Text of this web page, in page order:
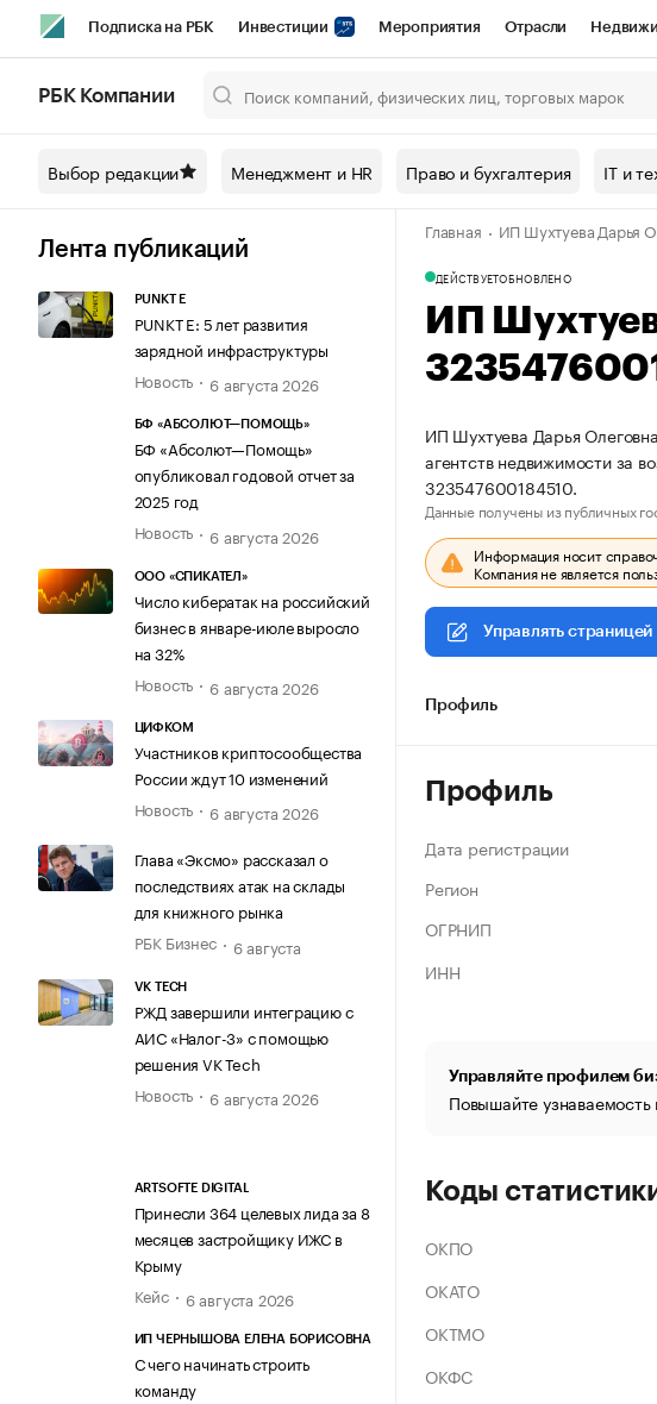
Подписка на РБК Инвестиции Мероприятия Отрасли
Спецпроекты СПб Конференции СПб Спецпроекты Проверка
Технологии и медиа Рынок наличной валюты
РБК Компании
Выбор редакции Менеджмент и HR Право и бухгалтерия IT и
Лента публикаций
PUNKT E
PUNKT E: 5 лет развития
зарядной инфраструктуры
Новость
6 августа 2026
БФ «АБСОЛЮТ—ПОМОЩЬ»
БФ «Абсолют—Помощь»
опубликовал годовой отчет за
2025 год
Новость
6 августа 2026
ООО «СПИКАТЕЛ»
Число кибератак на российский
бизнес в январе-июле выросло
на 32%
Новость
6 августа 2026
ЦИФКОМ
Участников криптосообщества
России ждут 10 изменений
Новость
6 августа 2026
Глава «Эксмо» рассказал о
последствиях атак на склады
для книжного рынка
РБК Бизнес
6 августа
VK TECH
РЖД завершили интеграцию с
АИС «Налог-3» с помощью
решения VK Tech
Новость
6 августа 2026
ARTSOFTE DIGITAL
Принесли 364 целевых лида за 8
месяцев застройщику ИЖС в
Крыму
Кейс
6 августа 2026
ИП ЧЕРНЫШОВА ЕЛЕНА БОРИСОВНА
С чего начинать строить
команду
Главная ИП Шухтуева Дарья
ДЕЙСТВУЕТОБНОВЛЕНО
ИП
ИП Шухтуева Дарья
агентств недвижимости за
323547600184510.
Данные получены из публичных
Информация носит
Компания не является
Управлять страницей
Профиль
Профиль
Дата регистрации
Регион
ОГРНИП
ИНН
Управляйте профилем
Повышайте
Коды
ОКПО
ОКАТО
ОКТМО
ОКФС